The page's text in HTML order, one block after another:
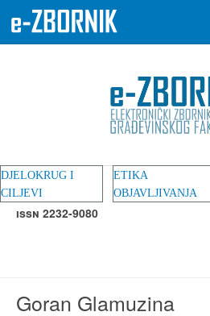
DJELOKRUG I
CILJEVI
ETIKA
OBJAVLJIVANJA
ISSN 2232-9080
Goran Glamuzina